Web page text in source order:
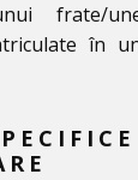
frate/
în